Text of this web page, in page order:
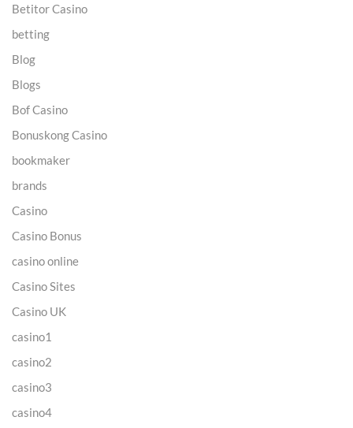
Betitor Casino
betting
Blog
Blogs
Bof Casino
Bonuskong Casino
bookmaker
brands
Casino
Casino Bonus
casino online
Casino Sites
Casino UK
casino1
casino2
casino3
casino4